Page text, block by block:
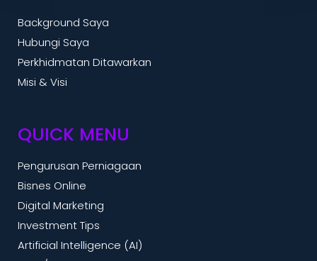
Background Saya
Hubungi Saya
Perkhidmatan Ditawarkan
Misi & Visi
QUICK MENU
Pengurusan Perniagaan
Bisnes Online
Digital Marketing
Investment Tips
Artificial Intelligence (AI)